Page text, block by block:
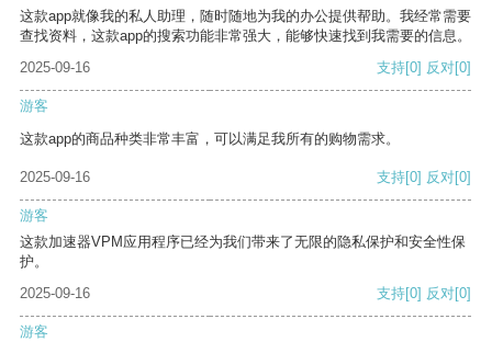
这款app就像我的私人助理，随时随地为我的办公提供帮助。我经常需要
查找资料，这款app的搜索功能非常强大，能够快速找到我需要的信息。
2025-09-16
支持[0] 反对[0]
游客
这款app的商品种类非常丰富，可以满足我所有的购物需求。
2025-09-16 支持[0] 反对[0]
游客
这款加速器VPM应用程序已经为我们带来了无限的隐私保护和安全性保
护。
2025-09-16
支持[0] 反对[0]
游客